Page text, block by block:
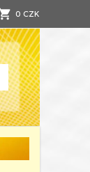
0 CZK